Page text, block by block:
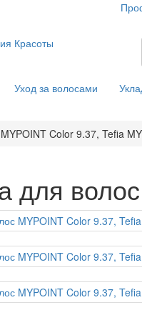
Уход за волосами
Color 9.37, Tefia MY
для